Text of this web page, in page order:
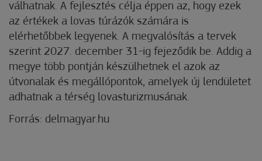
válhatnak. A fejlesztés célja éppen az, hogy ezek
az értékek a lovas túrázók számára is
elérhetőbbek legyenek. A megvalósítás a tervek
szerint 2027. december 31-ig fejeződik be. Addig a
megye több pontján készülhetnek el azok az
útvonalak és megállópontok, amelyek új lendületet
adhatnak a térség lovasturizmusának.
Forrás: delmagyar.hu